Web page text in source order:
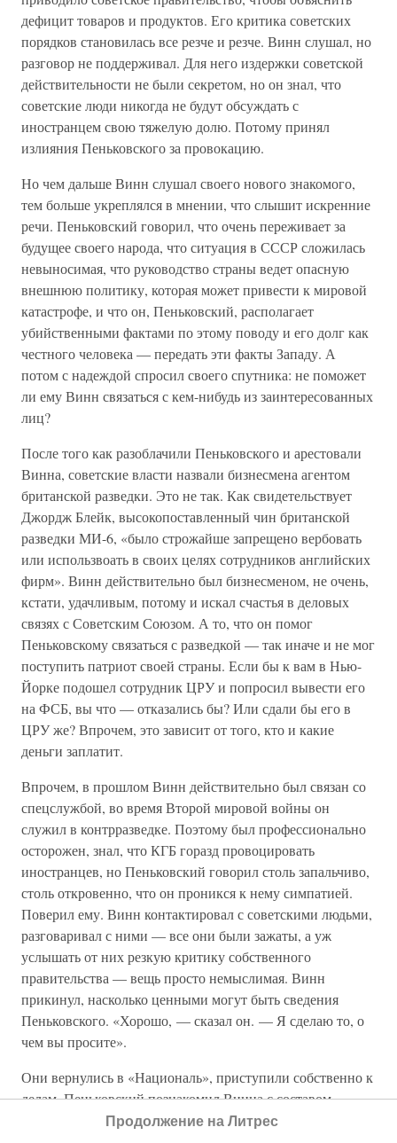
дефицит товаров и продуктов. Его критика советских
порядков становилась все резче и резче. Винн слушал, но
разговор не поддерживал. Для него издержки советской
действительности не были секретом, но он знал, что
советские люди никогда не будут обсуждать с
иностранцем свою тяжелую долю. Потому принял
излияния Пеньковского за провокацию.
Но чем дальше Винн слушал своего нового знакомого,
тем больше укреплялся в мнении, что слышит искренние
речи. Пеньковский говорил, что очень переживает за
будущее своего народа, что ситуация в СССР сложилась
невыносимая, что руководство страны ведет опасную
внешнюю политику, которая может привести к мировой
катастрофе, и что он, Пеньковский, располагает
убийственными фактами по этому поводу и его долг как
честного человека — передать эти факты Западу. А
потом с надеждой спросил своего спутника: не поможет
ли ему Винн связаться с кем-нибудь из заинтересованных
лиц?
После того как разоблачили Пеньковского и арестовали
Винна, советские власти назвали бизнесмена агентом
британской разведки. Это не так. Как свидетельствует
Джордж Блейк, высокопоставленный чин британской
разведки МИ-6, «было строжайше запрещено вербовать
или использвоать в своих целях сотрудников английских
фирм». Винн действительно был бизнесменом, не очень,
кстати, удачливым, потому и искал счастья в деловых
связях с Советским Союзом. А то, что он помог
Пеньковскому связаться с разведкой — так иначе и не мог
поступить патриот своей страны. Если бы к вам в Нью-
Йорке подошел сотрудник ЦРУ и попросил вывести его
на ФСБ, вы что — отказались бы? Или сдали бы его в
ЦРУ же? Впрочем, это зависит от того, кто и какие
деньги заплатит.
Впрочем, в прошлом Винн действительно был связан со
спецслужбой, во время Второй мировой войны он
служил в контрразведке. Поэтому был профессионально
осторожен, знал, что КГБ горазд провоцировать
иностранцев, но Пеньковский говорил столь запальчиво,
столь откровенно, что он проникся к нему симпатией.
Поверил ему. Винн контактировал с советскими людьми,
разговаривал с ними — все они были зажаты, а уж
услышать от них резкую критику собственного
правительства — вещь просто немыслимая. Винн
прикинул, насколько ценными могут быть сведения
Пеньковского. «Хорошо, — сказал он. — Я сделаю то, о
чем вы просите».
Они вернулись в «Националь», приступили собственно к
делам. Пеньковский познакомил Винна с составом
делегации. Когда англичанин увидел список, стал резко
Продолжение на Литрес